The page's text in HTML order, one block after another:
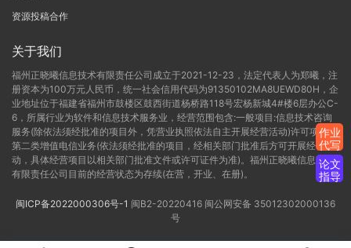
资源投稿合作
关于我们
福州正晓曦信息技术有限责任公司成立于2021-12-23，法定代表人为郑曦，注
册资本为100万元人民币，统一社会信用代码为91350102MA8UEWD80H，企
业地址位于福建省福州市鼓楼区鼓西街道杨桥路118号宏杨新城4#楼6层办公C-
6，所属行业为软件和信息技术服务业，经营范围包含:一般项目:信息技术咨询
服务(除依法须经批准的项目外，凭营业执照依法自主开展经营活动)许可项目:
第二类增值电信业务(依法须经批准的项目，经相关部门批准后方可开展经营活
动，具体经营项目以相关部门批准文件或许可证件为准)。福州正晓曦信息技术
有限责任公司目前的经营状态为存续(在营，开业、在册)。
闽ICP备2022000306号-1 闽B2-20220416 闽公网安备 35012302000136
号
作业
代写
论文
指导